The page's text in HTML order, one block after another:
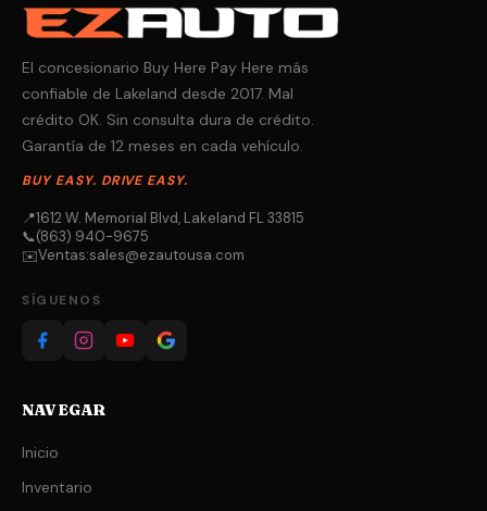
El concesionario Buy Here Pay Here más
confiable de Lakeland desde 2017. Mal
crédito OK. Sin consulta dura de crédito.
Garantía de 12 meses en cada vehículo.
BUY EASY. DRIVE EASY.
📍1612 W. Memorial Blvd, Lakeland FL 33815
📞(863) 940-9675
✉️Ventas:sales@ezautousa.com
SÍGUENOS
NAVEGAR
Inicio
Inventario